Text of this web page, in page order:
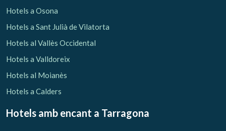
Verificar localitzador
Hotels a Osona
Hotels a Sant Julià de Vilatorta
Hotels al Vallès Occidental
Hotels a Valldoreix
Hotels al Moianès
Hotels a Calders
Hotels amb encant a Tarragona